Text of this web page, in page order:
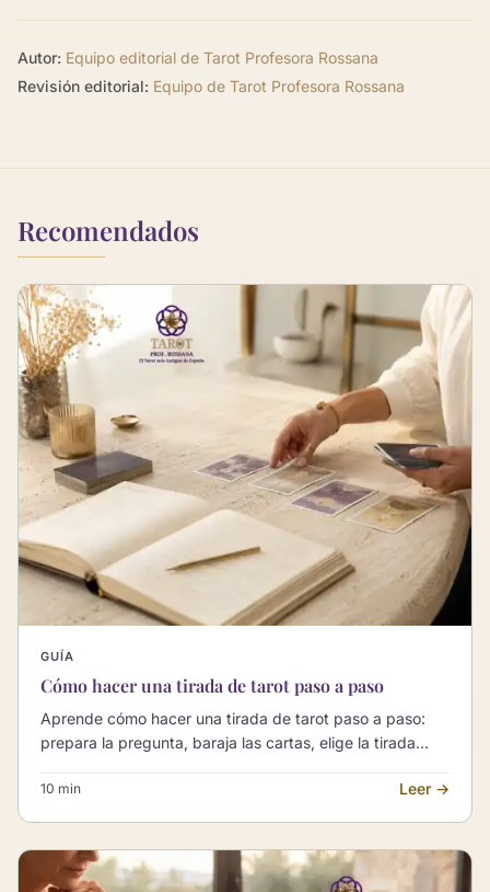
Autor: Equipo editorial de Tarot Profesora Rossana
Revisión editorial: Equipo de Tarot Profesora Rossana
Recomendados
GUÍA
Cómo hacer una tirada de tarot paso a paso
Aprende cómo hacer una tirada de tarot paso a paso:
prepara la pregunta, baraja las cartas, elige la tirada
10 min Leer →